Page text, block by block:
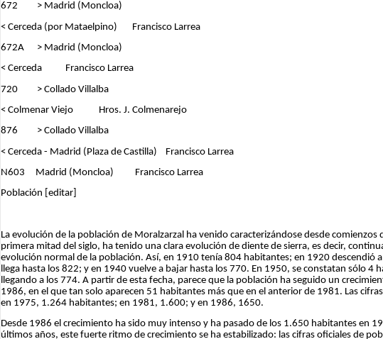
672 > Madrid (Moncloa)
< Cerceda (por Mataelpino) Francisco Larrea
672A > Madrid (Moncloa)
< Cerceda Francisco Larrea
720 > Collado Villalba
< Colmenar Viejo Hros. J. Colmenarejo
876 > Collado Villalba
< Cerceda - Madrid (Plaza de Castilla) Francisco Larrea
N603 Madrid (Moncloa) Francisco Larrea
Población [editar]
La evolución de la población de Moralzarzal ha venido caracterizándose desde comienzos
primera mitad del siglo, ha tenido una clara evolución de diente de sierra, es decir,
evolución normal de la población. Así, en 1910 tenía 804 habitantes; en 1920 descendió
llega hasta los 822; y en 1940 vuelve a bajar hasta los 770. En 1950, se constatan sólo 4
llegando a los 774. A partir de esta fecha, parece que la población ha seguido un
1986, en el que tan solo aparecen 51 habitantes más que en el anterior de 1981. Las
en 1975, 1.264 habitantes; en 1981, 1.600; y en 1986, 1650.
Desde 1986 el crecimiento ha sido muy intenso y ha pasado de los 1.650 habitantes en
últimos años, este fuerte ritmo de crecimiento se ha estabilizado: las cifras oficiales de